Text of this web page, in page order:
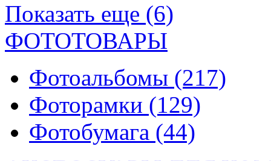
Показать еще (6)
ФОТОТОВАРЫ
Фотоальбомы (217)
Фоторамки (129)
Фотобумага (44)